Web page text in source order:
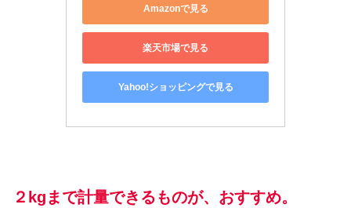
Amazonで見る
楽天市場で見る
Yahoo!ショッピングで見る
２kgまで計量できるものが、おすすめ。